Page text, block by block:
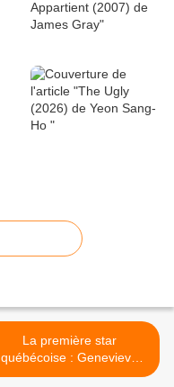
La première star
québécoise : Genevieve
Bujold >